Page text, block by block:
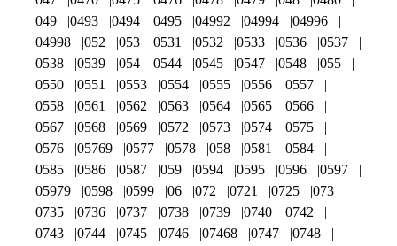
049
0493 0494 0495 04992 04994
04996
04998
052 053 0531 0532 0533 0536
0537
0538
0539 054 0544 0545 0547 0548
055
0550
0551 0553 0554 0555 0556
0557
0558
0561 0562 0563 0564 0565
0566
0567
0568 0569 0572 0573 0574
0575
0576
05769 0577 0578 058 0581
0584
0585
0586 0587 059 0594 0595 0596
0597
05979
0598 0599 06 072 0721 0725
073
0735
0736 0737 0738 0739 0740
0742
0743
0744 0745 0746 07468 0747
0748